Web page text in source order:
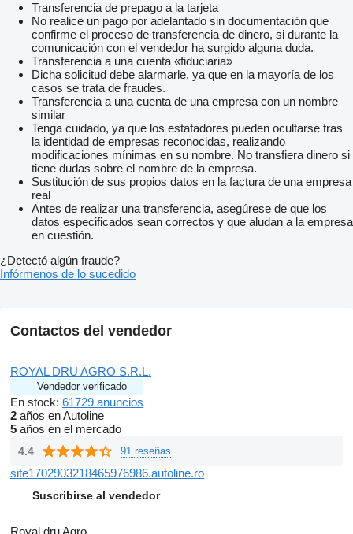
Transferencia de prepago a la tarjeta
No realice un pago por adelantado sin documentación que
confirme el proceso de transferencia de dinero, si durante la
comunicación con el vendedor ha surgido alguna duda.
Transferencia a una cuenta «fiduciaria»
Dicha solicitud debe alarmarle, ya que en la mayoría de los
casos se trata de fraudes.
Transferencia a una cuenta de una empresa con un nombre
similar
Tenga cuidado, ya que los estafadores pueden ocultarse tras
la identidad de empresas reconocidas, realizando
modificaciones mínimas en su nombre. No transfiera dinero si
tiene dudas sobre el nombre de la empresa.
Sustitución de sus propios datos en la factura de una empresa
real
Antes de realizar una transferencia, asegúrese de que los
datos especificados sean correctos y que aludan a la empresa
en cuestión.
¿Detectó algún fraude?
Infórmenos de lo sucedido
Contactos del vendedor
ROYAL DRU AGRO S.R.L.
Vendedor verificado
En stock: 61729 anuncios
2 años en Autoline
5 años en el mercado
4.4 91 reseñas
site1702903218465976986.autoline.ro
Suscribirse al vendedor